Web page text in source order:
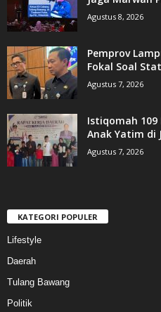
Agustus 8, 2026
Pemprov
Fokal Soal
Agustus 7, 2026
Istiqomah 109
Anak Yatim di
Agustus 7, 2026
KATEGORI POPULER
Lifestyle
Daerah
Tulang Bawang
Politik